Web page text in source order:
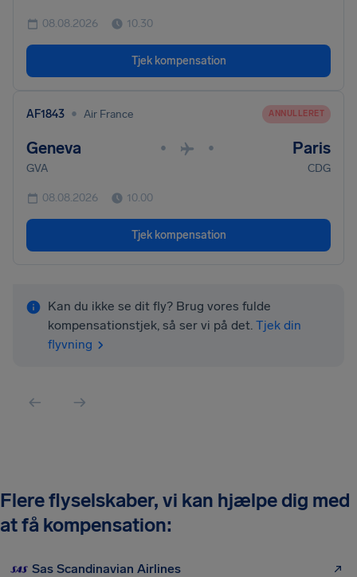
08.08.2026 10.30
Tjek kompensation
AF1843 • Air France ANNULLERET
Geneva • • Paris
GVA CDG
08.08.2026 10.00
Tjek kompensation
Kan du ikke se dit fly? Brug vores fulde
kompensationstjek, så ser vi på det. Tjek din
flyvning
Flere flyselskaber, vi kan hjælpe dig med
at få kompensation:
Sas Scandinavian Airlines